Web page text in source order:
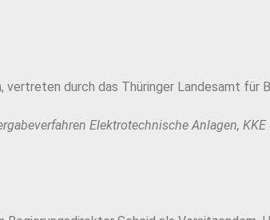
durch das Thüringer Landesamt für
Elektrotechnische Anlagen,